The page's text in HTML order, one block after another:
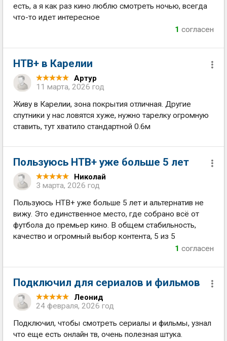
есть, а я как раз кино люблю смотреть ночью, всегда
что-то идет интересное
1 согласен
НТВ+ в Карелии
Артур
11 марта, 2026 год
Живу в Карелии, зона покрытия отличная. Другие
спутники у нас ловятся хуже, нужно тарелку огромную
ставить, тут хватило стандартной 0.6м
Пользуюсь НТВ+ уже больше 5 лет
Николай
3 марта, 2026 год
Пользуюсь НТВ+ уже больше 5 лет и альтернатив не
вижу. Это единственное место, где собрано всё от
футбола до премьер кино. В общем стабильность,
качество и огромный выбор контента, 5 из 5
1 согласен
Подключил для сериалов и фильмов
Леонид
24 февраля, 2026 год
Подключил, чтобы смотреть сериалы и фильмы, узнал
что еще есть онлайн тв, очень полезная штука.